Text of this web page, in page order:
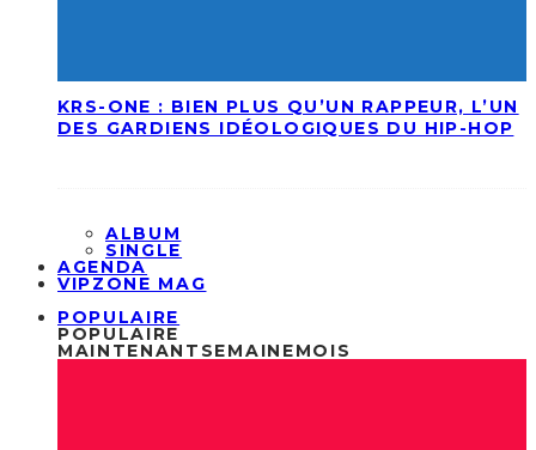
KRS-ONE : BIEN PLUS QU’UN RAPPEUR, L’UN
DES GARDIENS IDÉOLOGIQUES DU HIP-HOP
ALBUM
SINGLE
AGENDA
VIPZONE MAG
POPULAIRE
POPULAIRE
MAINTENANT SEMAINEMOIS